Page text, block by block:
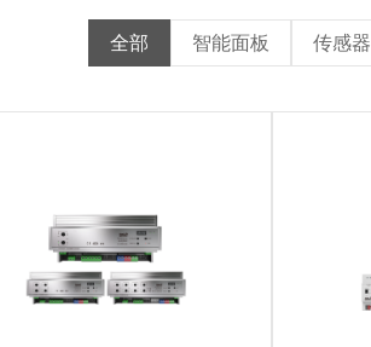
全部 智能面板 传感器